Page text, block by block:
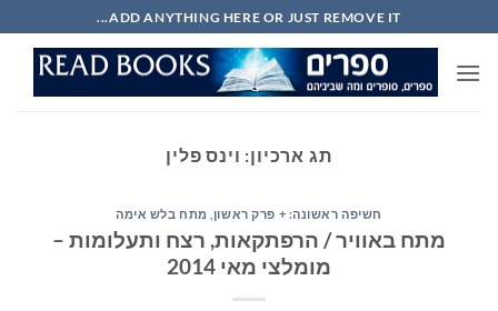
to
content
ADD ANYTHING HERE OR JUST REMOVE IT...
תג ארכיון: וינס פלין
חשיפה ראשונה: + פרק ראשון מתח בלש אימה
מתח באוויר / הרפתקאות, רצח ותעלומות –
מומלצי מאי 2014